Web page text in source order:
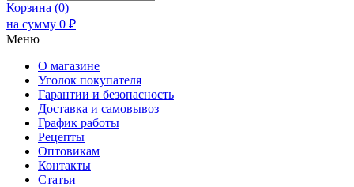
Корзина (0)
на сумму 0 ₽
Меню
О магазине
Уголок покупателя
Гарантии и безопасность
Доставка и самовывоз
График работы
Рецепты
Оптовикам
Контакты
Статьи